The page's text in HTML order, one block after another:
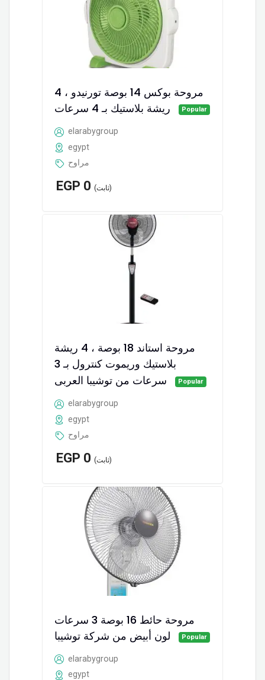
مروحة بوكس 14 بوصة تورنيدو ، 4
ريشة بلاستيك بـ 4 سرعات
Popular
elarabygroup
egypt
مراوح
EGP 0 (ثابت)
مروحة استاند 18 بوصة ، 4 ريشة
بلاستيك وريموت كنترول بـ 3
سرعات من توشيبا العربى
Popular
elarabygroup
egypt
مراوح
EGP 0 (ثابت)
مروحة حائط 16 بوصة 3 سرعات
لون أبيض من شركة توشيبا
Popular
elarabygroup
egypt